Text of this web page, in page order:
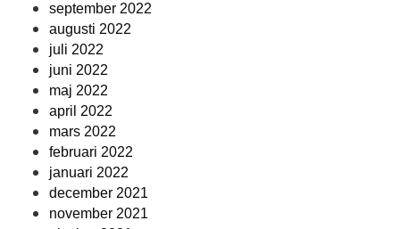
september 2022
augusti 2022
juli 2022
juni 2022
maj 2022
april 2022
mars 2022
februari 2022
januari 2022
december 2021
november 2021